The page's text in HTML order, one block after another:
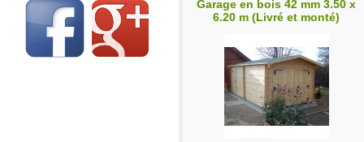
Garage en bois 42 mm 3.50 x
6.20 m (Livré et monté)